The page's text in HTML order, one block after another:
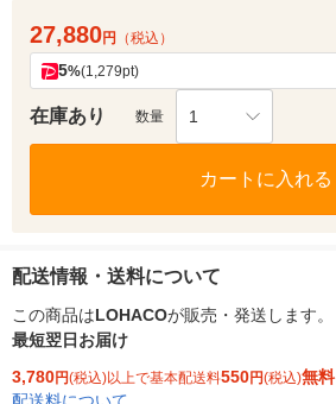
27,880円 （税込）
5%(1,279pt)
在庫あり 数量 1
カートに入れる
配送情報・送料について
この商品はLOHACOが販売・発送します。
最短翌日お届け
3,780円(税込)以上で基本配送料550円(税込)無料